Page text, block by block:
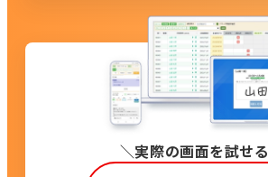
実際の画面を試せる